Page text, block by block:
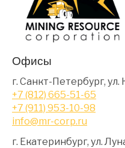
Офисы
г. Санкт-Петербург,
+7 (812) 665-51-65
+7 (911) 953-10-98
info@mr-corp.ru
г. Екатеринбург, ул.